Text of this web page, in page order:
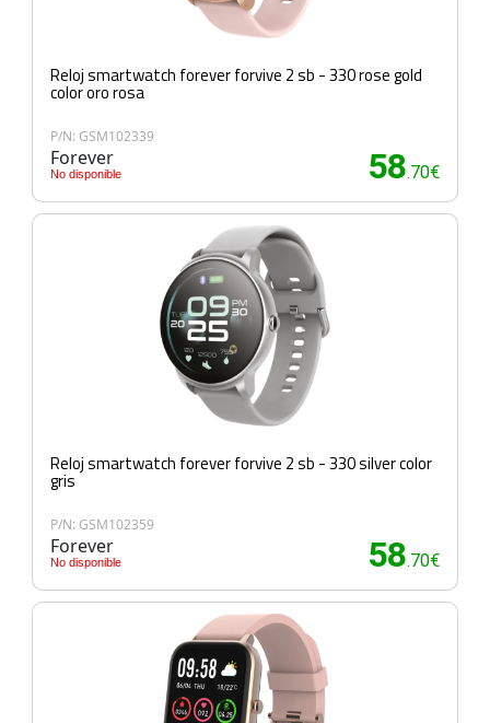
Reloj smartwatch forever forvive 2 sb - 330 rose gold
color oro rosa
P/N: GSM102339
Forever
No disponible 58.70€
Reloj smartwatch forever forvive 2 sb - 330 silver color
gris
P/N: GSM102359
Forever
No disponible 58.70€